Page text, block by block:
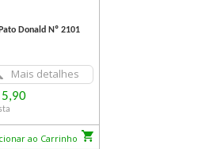
Pato Donald Nº 2101
Mais detalhes
5,90
ao Carrinho